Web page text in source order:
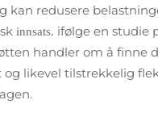
kan redusere
innsats. ifølge en studie
handler om å finne
likevel tilstrekkelig